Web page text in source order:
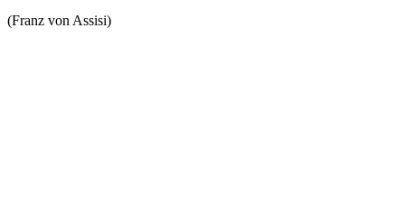
(Franz von Assisi)